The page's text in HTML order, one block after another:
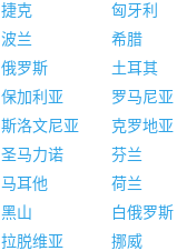
捷克
匈牙利
波兰
希腊
俄罗斯
土耳其
保加利亚
罗马尼亚
斯洛文尼亚
克罗地亚
圣马力诺
芬兰
马耳他
荷兰
黑山
白俄罗斯
拉脱维亚
挪威